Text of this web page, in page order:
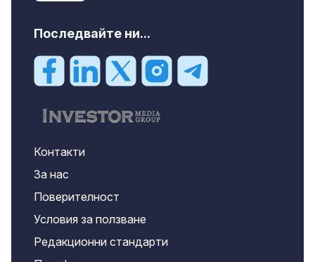
Последвайте ни...
Контакти
За нас
Поверителност
Условия за ползване
Редакционни стандарти